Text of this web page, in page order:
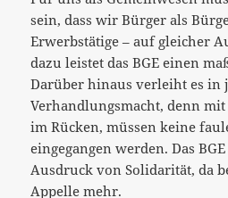
sein, dass wir Bürger als
Erwerbstätige – auf gleicher
dazu leistet das BGE einen
Darüber hinaus verleiht es in
Verhandlungsmacht, denn
im Rücken, müssen keine
eingegangen werden. Das
Ausdruck von Solidarität, da
Appelle mehr.